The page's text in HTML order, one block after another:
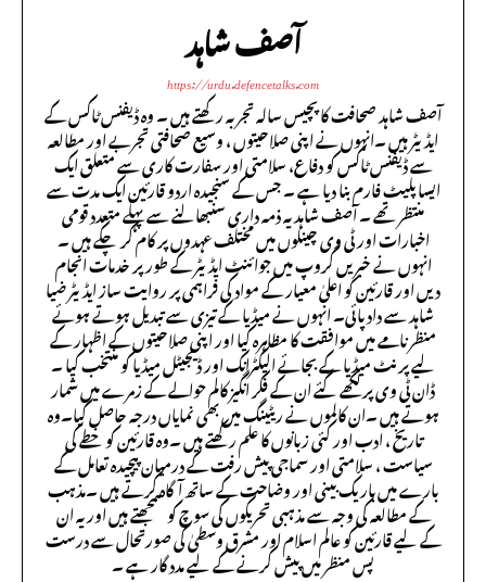
آصف شاہد
https://urdu.defencetalks.com
آصف شاہد صحافت کا پچیس سالہ تجربہ رکھتے ہیں ۔ وہ ڈیفنس ٹاکس کے
ایڈیٹر ہیں ۔انہوں نے اپنی صلاحیتوں ، وسیع صحافتی تجربے اور مطالعہ
سے ڈیفنس ٹاکس کو دفاع، سلامتی اور سفارت کاری سے متعلق ایک
ایسا پلیٹ فارم بنا دیا ہے ۔ جس کے سنجیدہ اردو قارئین ایک مدت سے
منتظر تھے ۔ آصف شاہد یہ ذمہ داری سنبھالنے سے پہلے متعدد قومی
اخبارات اور ٹی وی چینلوں میں مختلف عہدوں پر کام کر چکے ہیں ۔
انہوں نے خبریں گروپ میں جوائنٹ ایڈیٹر کے طور پر خدمات انجام
دیں اور قارئین کو اعلیٰ معیار کے مواد کی فراہمی پر روایت ساز ایڈیٹر ضیا
شاہد سے داد پائی۔ انہوں نے میڈیا کے تیزی سے تبدیل ہوتے ہوئے
منظر نامے میں موافقت کا مظاہرہ کیا اور اپنی صلاحیتوں کے اظہار کے
لیے پرنٹ میڈیا کے بجائے الیکٹرانک اور ڈیجیٹل میڈیا کو منتخب کیا ۔
ڈان ٹی وی پر لکھے گئے ان کے فکر انگیز کالم حوالے کے زمرے میں شمار
ہوتے ہیں ۔ان کالموں نے ریٹینگ میں بھی نمایاں درجہ حاصل کیا۔وہ
تاریخ ، ادب اور کئی زبانوں کا علم رکھتے ہیں ۔وہ قارئین کو خطے کی
سیاست ، سلامتی اور سماجی پیش رفت کے درمیان پیچیدہ تعامل کے
بارے میں باریک بینی اور وضاحت کے ساتھ آگاہ کرتے ہیں ۔مذہب
کے مطالعہ کی وجہ سے مذہبی تحریکوں کی سوچ کو سمجھتے ہیں اور یہ ان
کے لیے قارئین کو عالم اسلام اور مشرق وسطیٰ کی صورتحال سے درست
پس منظر میں پیش کرنے کے لیے مدد گار ہے ۔